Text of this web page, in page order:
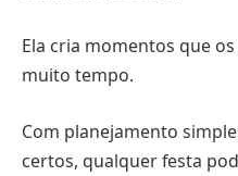
Ela cria momentos que
muito tempo.
Com planejamento
certos, qualquer festa